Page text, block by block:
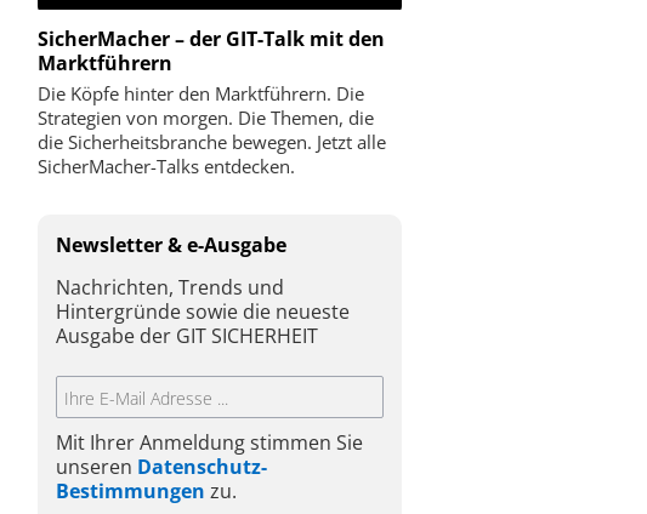
SicherMacher – der GIT-Talk mit den
Marktführern
Die Köpfe hinter den Marktführern. Die
Strategien von morgen. Die Themen, die
die Sicherheitsbranche bewegen. Jetzt alle
SicherMacher-Talks entdecken.
Newsletter & e-Ausgabe
Nachrichten, Trends und
Hintergründe sowie die neueste
Ausgabe der GIT SICHERHEIT
Mit Ihrer Anmeldung stimmen Sie
unseren Datenschutz-
Bestimmungen zu.